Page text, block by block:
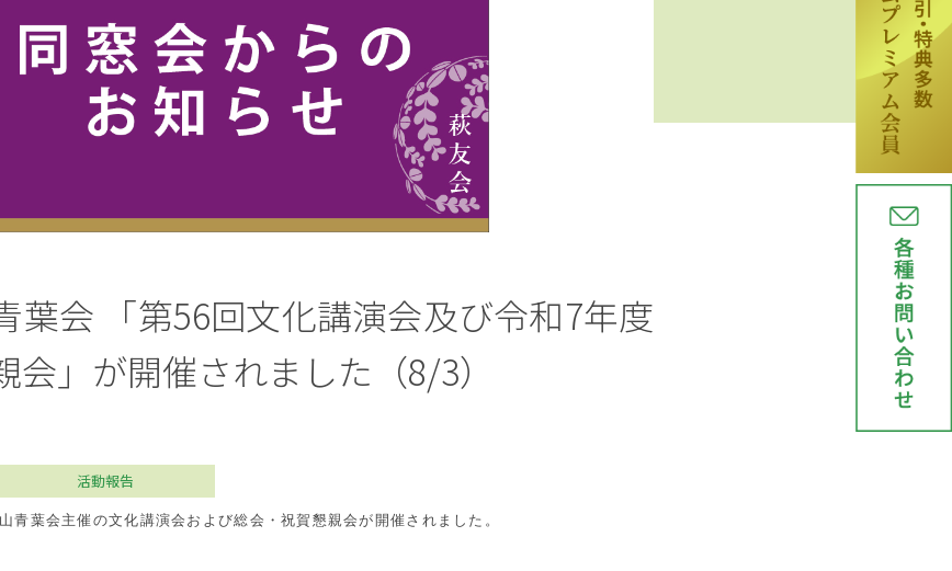
葉会 「第56回文化講演会及び令和7年度
会」が開催されました（8/3）
活動報告
青葉会主催の文化講演会および総会・祝賀懇親会が開催されました。